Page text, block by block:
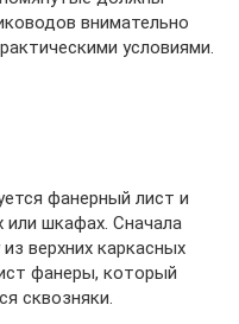
внимательно
условиями.
фанерный лист и
или шкафах. Сначала
верхних каркасных
фанеры, который
сквозняки.